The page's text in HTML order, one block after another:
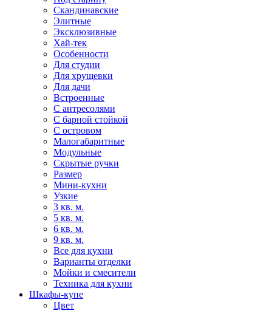
Скандинавские
Элитные
Эксклюзивные
Хай-тек
Особенности
Для студии
Для хрущевки
Для дачи
Встроенные
С антресолями
С барной стойкой
С островом
Малогабаритные
Модульные
Скрытые ручки
Размер
Мини-кухни
Узкие
3 кв. м.
5 кв. м.
6 кв. м.
9 кв. м.
Все для кухни
Варианты отделки
Мойки и смесители
Техника для кухни
Шкафы-купе
Цвет